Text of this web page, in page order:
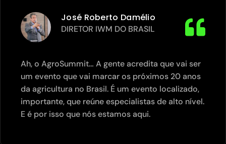
José Roberto Damélio
DIRETOR IWM DO BRASIL
Ah, o AgroSummit… A gente acredita que vai ser
um evento que vai marcar os próximos 20 anos
da agricultura no Brasil. É um evento localizado,
importante, que reúne especialistas de alto nível.
E é por isso que nós estamos aqui.